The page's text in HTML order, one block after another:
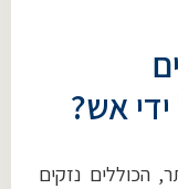
אש?
הכוללים נזקים